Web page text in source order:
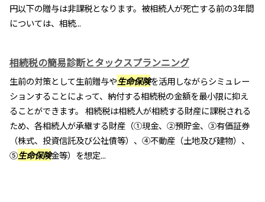
円以下の贈与は非課税となります。被相続人が死亡する前の3年間
については、相続...
相続税の簡易診断とタックスプランニング
生前の対策として生前贈与や生命保険を活用しながらシミュレー
ションすることによって、納付する相続税の金額を最小限に抑え
ることができます。 相続税は相続人が相続する財産に課税される
ため、各相続人が承継する財産（①現金、②預貯金、③有価証券
（株式、投資信託及び公社債等）、④不動産（土地及び建物）、
⑤生命保険金等）を想定...